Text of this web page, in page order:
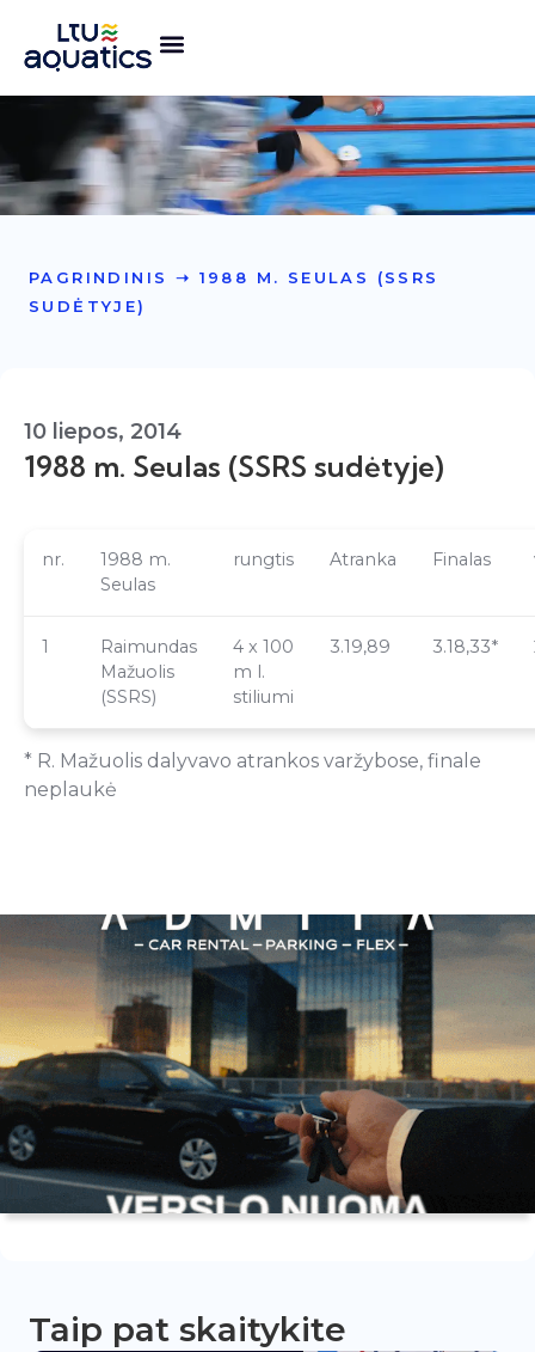
PAGRINDINIS ➝ 1988 M. SEULAS (SSRS
SUDĖTYJE)
10 liepos, 2014
1988 m. Seulas (SSRS sudėtyje)
nr.
1988 m.
Seulas
rungtis Atranka Finalas
1
Raimundas
Mažuolis
(SSRS)
4 x 100
m l.
stiliumi
3.19,89 3.18,33*
* R. Mažuolis dalyvavo atrankos varžybose, finale
neplaukė
Taip pat skaitykite